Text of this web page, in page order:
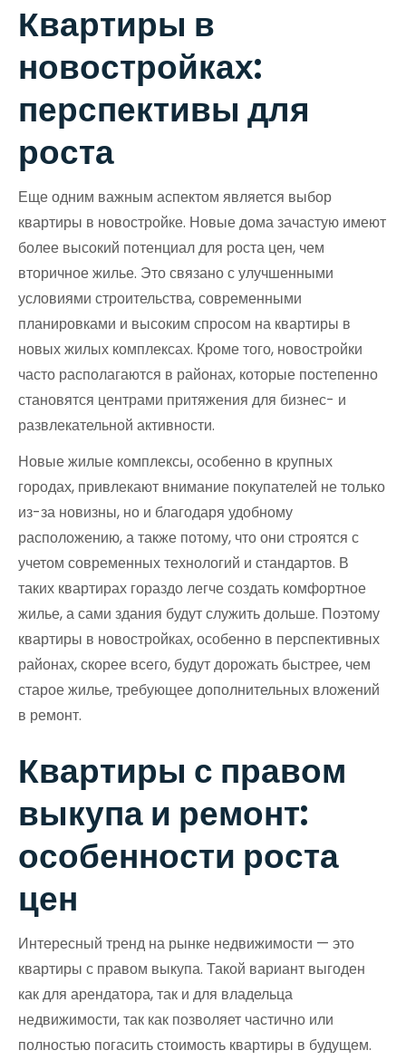
Квартиры в
новостройках:
перспективы для
роста
Еще одним важным аспектом является выбор
квартиры в новостройке. Новые дома зачастую имеют
более высокий потенциал для роста цен, чем
вторичное жилье. Это связано с улучшенными
условиями строительства, современными
планировками и высоким спросом на квартиры в
новых жилых комплексах. Кроме того, новостройки
часто располагаются в районах, которые постепенно
становятся центрами притяжения для бизнес- и
развлекательной активности.
Новые жилые комплексы, особенно в крупных
городах, привлекают внимание покупателей не только
из-за новизны, но и благодаря удобному
расположению, а также потому, что они строятся с
учетом современных технологий и стандартов. В
таких квартирах гораздо легче создать комфортное
жилье, а сами здания будут служить дольше. Поэтому
квартиры в новостройках, особенно в перспективных
районах, скорее всего, будут дорожать быстрее, чем
старое жилье, требующее дополнительных вложений
в ремонт.
Квартиры с правом
выкупа и ремонт:
особенности роста
цен
Интересный тренд на рынке недвижимости — это
квартиры с правом выкупа. Такой вариант выгоден
как для арендатора, так и для владельца
недвижимости, так как позволяет частично или
полностью погасить стоимость квартиры в будущем.